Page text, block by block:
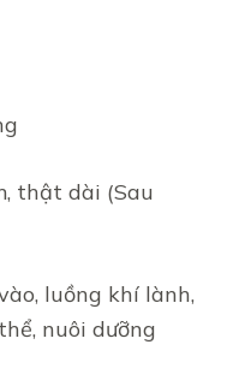
thật dài (Sau
luồng khí lành,
nuôi dưỡng